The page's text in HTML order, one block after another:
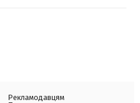
Рекламодавцям